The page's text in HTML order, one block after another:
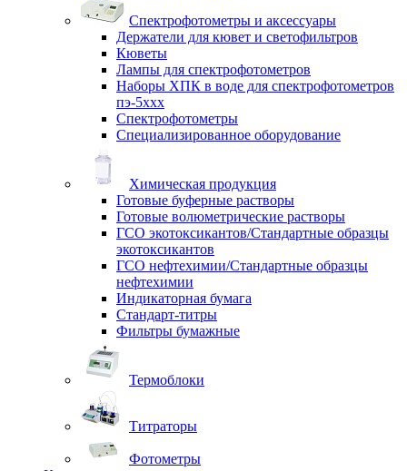
Спектрофотометры и аксессуары
Держатели для кювет и светофильтров
Кюветы
Лампы для спектрофотометров
Наборы ХПК в воде для спектрофотометров
пэ-5ххх
Спектрофотометры
Специализированное оборудование
Химическая продукция
Готовые буферные растворы
Готовые волюметрические растворы
ГСО экотоксикантов/Стандартные образцы
экотоксикантов
ГСО нефтехимии/Стандартные образцы
нефтехимии
Индикаторная бумага
Стандарт-титры
Фильтры бумажные
Термоблоки
Титраторы
Фотометры